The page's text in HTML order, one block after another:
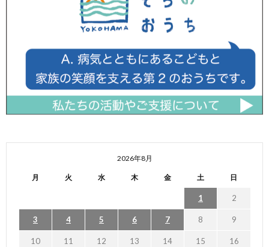
2026年8月
月 火 水 木 金 土 日
1 2
3 4 5 6 7 8 9
10 11 12 13 14 15 16